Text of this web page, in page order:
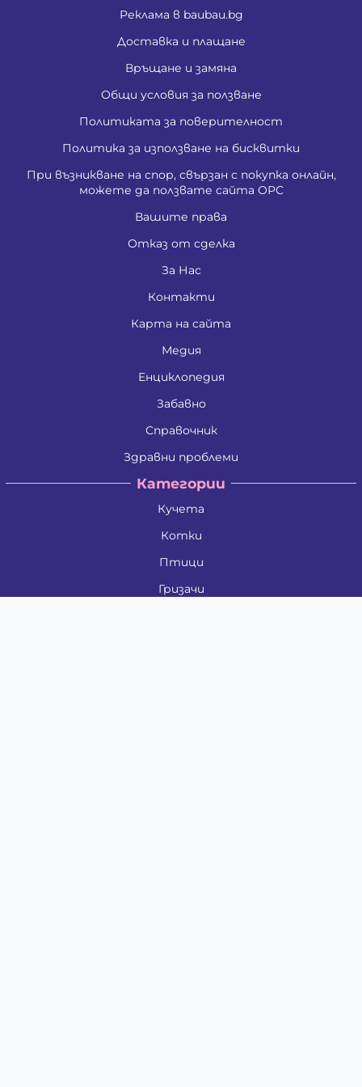
Реклама в baubau.bg
Доставка и плащане
Връщане и замяна
Общи условия за ползване
Политиката за поверителност
Политика за използване на бисквитки
При възникване на спор, свързан с покупка онлайн,
можете да ползвате сайта ОРС
Вашите права
Отказ от сделка
За Нас
Контакти
Карта на сайта
Медия
Енциклопедия
Забавно
Справочник
Здравни проблеми
Категории
Кучета
Котки
Птици
Гризачи